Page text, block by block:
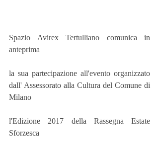
Spazio Avirex Tertulliano comunica in
anteprima
la sua partecipazione all'evento organizzato
dall' Assessorato alla Cultura del Comune di
Milano
l'Edizione 2017 della Rassegna Estate
Sforzesca